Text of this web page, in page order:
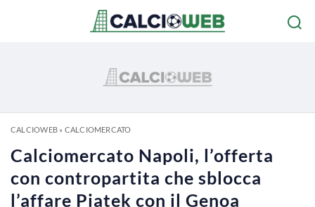
CALCIOWEB» CALCIOMERCATO
Calciomercato Napoli, l’offerta
con contropartita che sblocca
l’affare Piatek con il Genoa